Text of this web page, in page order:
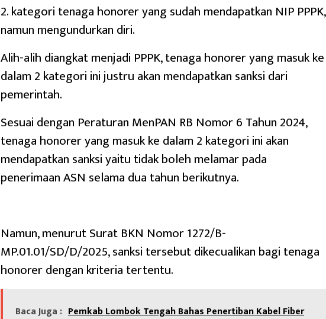
2. kategori tenaga honorer yang sudah mendapatkan NIP PPPK,
namun mengundurkan diri.
Alih-alih diangkat menjadi PPPK, tenaga honorer yang masuk ke
dalam 2 kategori ini justru akan mendapatkan sanksi dari
pemerintah.
Sesuai dengan Peraturan MenPAN RB Nomor 6 Tahun 2024,
tenaga honorer yang masuk ke dalam 2 kategori ini akan
mendapatkan sanksi yaitu tidak boleh melamar pada
penerimaan ASN selama dua tahun berikutnya.
Namun, menurut Surat BKN Nomor 1272/B-
MP.01.01/SD/D/2025, sanksi tersebut dikecualikan bagi tenaga
honorer dengan kriteria tertentu.
Baca Juga : Pemkab Lombok Tengah Bahas Penertiban Kabel Fiber